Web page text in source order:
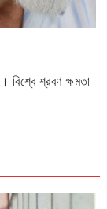
বিশ্বে শ্রবণ ক্ষমতা